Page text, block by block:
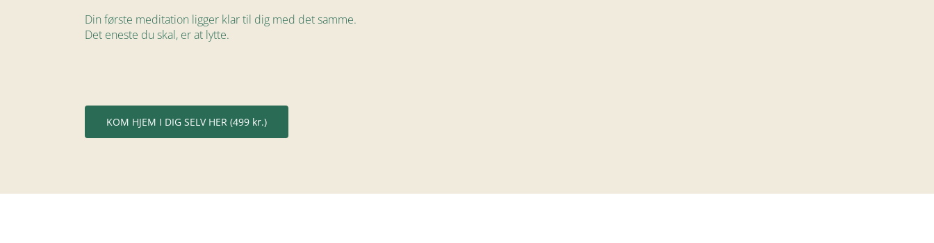
Din første meditation ligger klar til dig med det samme.
Det eneste du skal, er at lytte.
KOM HJEM I DIG SELV HER (499 kr.)